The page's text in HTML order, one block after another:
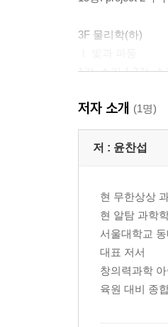
3F 물리학(하)
1강. 소리 1 2강.
Ⅱ 에너지
6강. 돌림힘과 평
(정답과 해설)
저자 소개 (1명)
저 : 윤찬섭
현 무한상상
현 알탐 과학
서울대학교
대표 저서
창의력과학
육원 대비 종